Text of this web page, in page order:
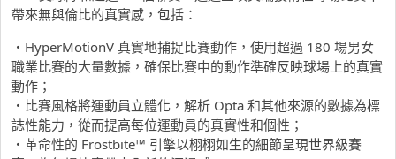
帶來無與倫比的真實感，包括：
・HyperMotionV 真實地捕捉比賽動作，使用超過 180 場男女
職業比賽的大量數據，確保比賽中的動作準確反映球場上的真實
動作；
・比賽風格將運動員立體化，解析 Opta 和其他來源的數據為標
誌性能力，從而提高每位運動員的真實性和個性；
・革命性的 Frostbite™ 引擎以栩栩如生的細節呈現世界級賽